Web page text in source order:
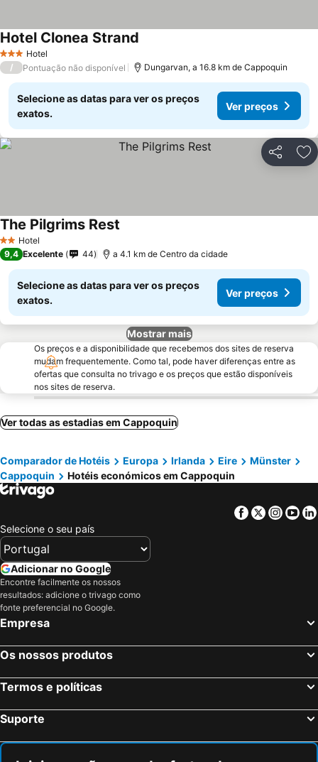
3 EstrelasHotel
Hotel Clonea Strand
/ Pontuação não disponível Dungarvan, a 16.8 km de Cappoquin
Selecione as datas para ver os preços
exatos.
Ver preços
Partilhar
2 Estrelas
Hotel
The Pilgrims Rest
9,4 Excelente 44 a 4.1 km de Centro da cidade
Selecione as datas para ver os preços
exatos.
Ver preços
Mostrar mais
Os preços e a disponibilidade que recebemos dos sites de reserva
mudam frequentemente. Como tal, pode haver diferenças entre as
ofertas que consulta no trivago e os preços que estão disponíveis
nos sites de reserva.
Ver todas as estadias em Cappoquin
Comparador de Hotéis Europa Irlanda Eire
Münster
Cappoquin
Hotéis económicos em Cappoquin
Facebook
Twitter
Selecione o seu país
Adicionar no Google
Encontre facilmente os nossos
resultados: adicione o trivago como
fonte preferencial no Google.
Empresa
Os nossos produtos
Termos e políticas
Suporte